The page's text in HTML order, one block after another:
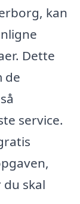
kan
Dette
de
service.
skal